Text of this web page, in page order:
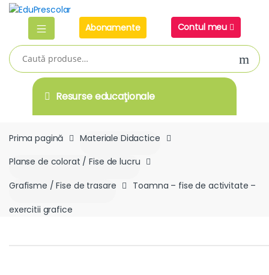
Skip
navigation
Skip
Abonamente
Contul meu
Caută
după:
Resurse educaţionale
Prima pagină
Materiale Didactice
Planse de colorat / Fise de lucru
Grafisme / Fise de trasare
Toamna – fise de activitate –
exercitii grafice